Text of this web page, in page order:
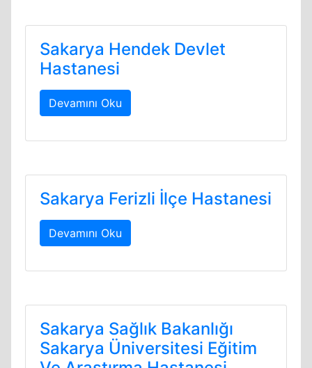
Sakarya Hendek Devlet
Hastanesi
Devamını Oku
Sakarya Ferizli İlçe Hastanesi
Devamını Oku
Sakarya Sağlık Bakanlığı
Sakarya Üniversitesi Eğitim